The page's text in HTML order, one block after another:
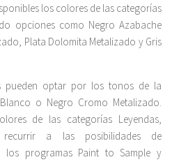
los colores de las categorías
opciones como Negro Azabache
Plata Dolomita Metalizado y Gris
pueden optar por los tonos de la
o Negro Cromo Metalizado.
de las categorías Leyendas,
a las posibilidades de
los programas Paint to Sample y